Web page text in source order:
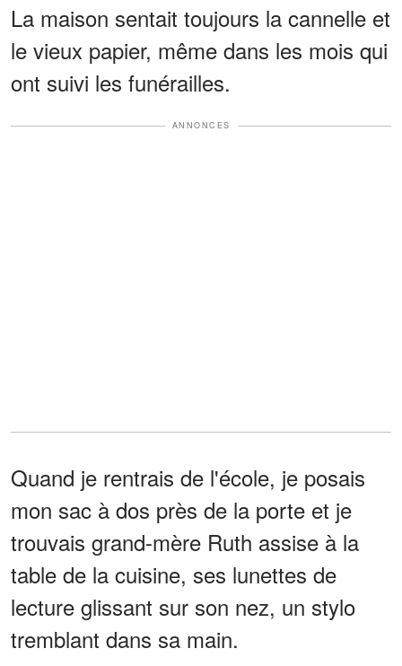
La maison sentait toujours la cannelle et
le vieux papier, même dans les mois qui
ont suivi les funérailles.
ANNONCES
Quand je rentrais de l'école, je posais
mon sac à dos près de la porte et je
trouvais grand-mère Ruth assise à la
table de la cuisine, ses lunettes de
lecture glissant sur son nez, un stylo
tremblant dans sa main.